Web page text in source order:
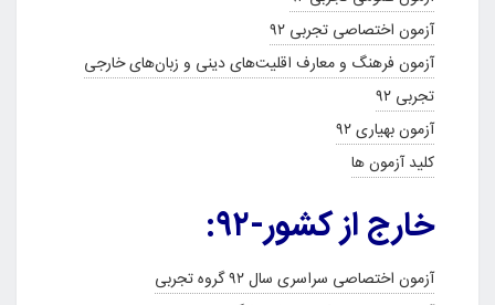
آزمون اختصاصی تجربی ۹۲
آزمون فرهنگ و معارف اقلیت‌های دینی و زبان‌های خارجی
تجربی ۹۲
آزمون بهیاری ۹۲
کلید آزمون ها
خارج از کشور-۹۲:
آزمون اختصاصی سراسری سال ٩٢ گروه تجربی